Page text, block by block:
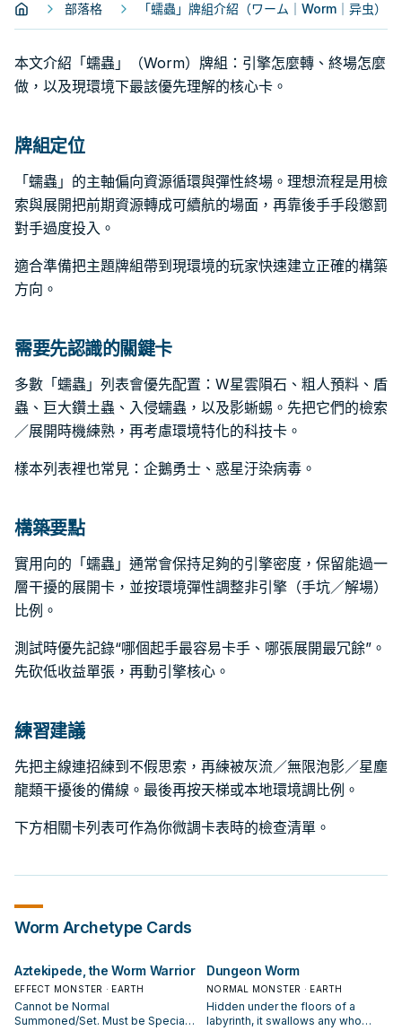
部落格 「蠕蟲」牌組介紹（ワーム｜Worm｜异虫）
本文介紹「蠕蟲」（Worm）牌組：引擎怎麼轉、終場怎麼
做，以及現環境下最該優先理解的核心卡。
牌組定位
「蠕蟲」的主軸偏向資源循環與彈性終場。理想流程是用檢
索與展開把前期資源轉成可續航的場面，再靠後手手段懲罰
對手過度投入。
適合準備把主題牌組帶到現環境的玩家快速建立正確的構築
方向。
需要先認識的關鍵卡
多數「蠕蟲」列表會優先配置：W星雲隕石、粗人預料、盾
蟲、巨大鑽土蟲、入侵蠕蟲，以及影蜥蜴。先把它們的檢索
／展開時機練熟，再考慮環境特化的科技卡。
樣本列表裡也常見：企鵝勇士、惑星汙染病毒。
構築要點
實用向的「蠕蟲」通常會保持足夠的引擎密度，保留能過一
層干擾的展開卡，並按環境彈性調整非引擎（手坑／解場）
比例。
測試時優先記錄“哪個起手最容易卡手、哪張展開最冗餘”。
先砍低收益單張，再動引擎核心。
練習建議
先把主線連招練到不假思索，再練被灰流／無限泡影／星塵
龍類干擾後的備線。最後再按天梯或本地環境調比例。
下方相關卡列表可作為你微調卡表時的檢查清單。
Worm Archetype Cards
Aztekipede, the Worm Warrior
EFFECT MONSTER · EARTH
Cannot be Normal
Summoned/Set. Must be Special
Dungeon Worm
NORMAL MONSTER · EARTH
Hidden under the floors of a
labyrinth, it swallows any who